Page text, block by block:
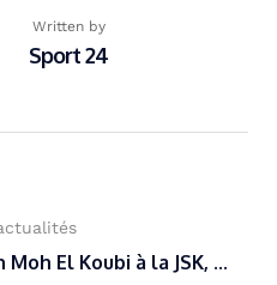
Written by
Sport 24
El Koubi à la JSK, ...